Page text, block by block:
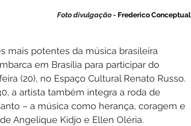
Foto divulgação - Frederico Conceptual
mais potentes da música brasileira
em Brasília para participar do
(20), no Espaço Cultural Renato Russo.
a artista também integra a roda de
– a música como herança, coragem e
Angelique Kidjo e Ellen Oléria.